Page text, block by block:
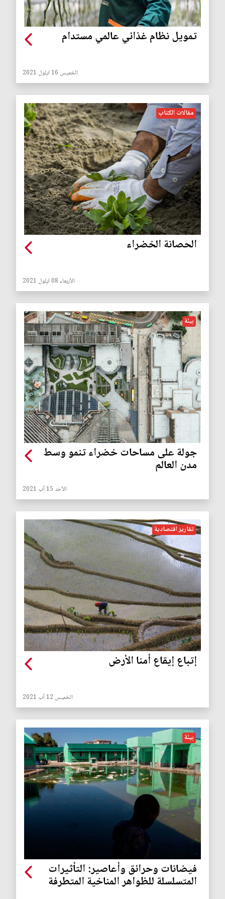
تمويل نظام غذائي عالمي مستدام
الخميس 16 ايلول 2021
مقالات الكتاب
الحصانة الخضراء
الأربعاء 08 ايلول 2021
بيئة
جولة على مساحات خضراء تنمو وسط
مدن العالم
الأحد 15 آب 2021
تقارير اقتصادية
إتباع إيقاع أمنا الأرض
الخميس 12 آب 2021
بيئة
فيضانات وحرائق وأعاصير: التأثيرات
المتسلسلة للظواهر المناخية المتطرفة